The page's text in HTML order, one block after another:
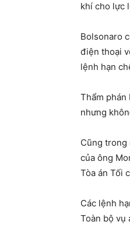
khí cho lực
Bolsonaro
điện thoại
lệnh hạn
Thẩm phán
nhưng
Cũng trong
của ông
Tòa án Tối
Các lệnh
Toàn bộ vụ